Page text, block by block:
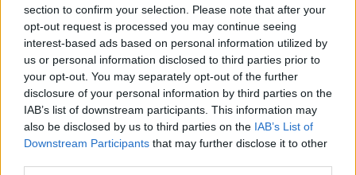
section to confirm your selection. Please note that after your
opt-out request is processed you may continue seeing
interest-based ads based on personal information utilized by
us or personal information disclosed to third parties prior to
your opt-out. You may separately opt-out of the further
disclosure of your personal information by third parties on the
IAB’s list of downstream participants. This information may
also be disclosed by us to third parties on the IAB’s List of
Downstream Participants that may further disclose it to other
Η παράταση κατατίθεται ως τροπολογία στο
νομοσχέδιο του υπουργείου Επικρατείας
ΑΛΛΑ #TAGS
ΕΟΔΥ
rapid test
πίτσα
δασικοί χάρτες
ανατολική Αττική
ζύμη
σπιτικές συνταγές